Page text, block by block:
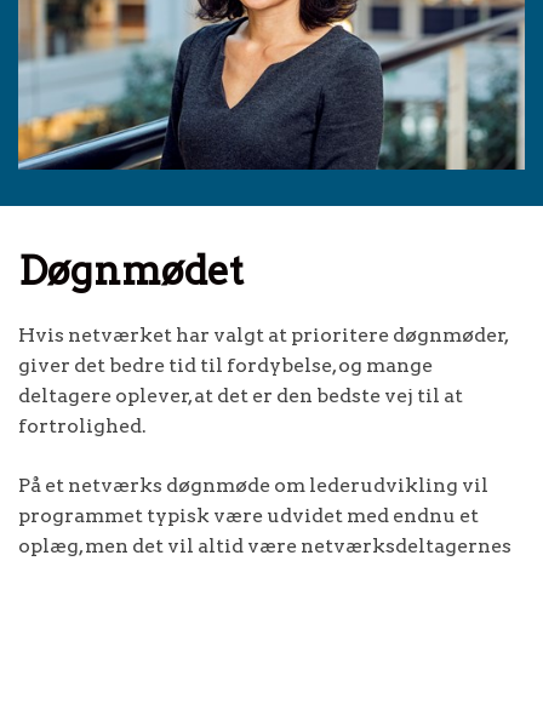
Døgnmødet
Hvis netværket har valgt at prioritere døgnmøder,
giver det bedre tid til fordybelse, og mange
deltagere oplever, at det er den bedste vej til at
fortrolighed.
På et netværks døgnmøde om lederudvikling vil
programmet typisk være udvidet med endnu et
oplæg, men det vil altid være netværksdeltagernes